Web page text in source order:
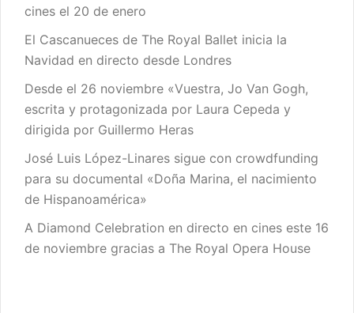
cines el 20 de enero
El Cascanueces de The Royal Ballet inicia la
Navidad en directo desde Londres
Desde el 26 noviembre «Vuestra, Jo Van Gogh,
escrita y protagonizada por Laura Cepeda y
dirigida por Guillermo Heras
José Luis López-Linares sigue con crowdfunding
para su documental «Doña Marina, el nacimiento
de Hispanoamérica»
A Diamond Celebration en directo en cines este 16
de noviembre gracias a The Royal Opera House